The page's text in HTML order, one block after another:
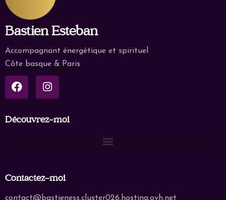
Bastien Esteban
Accompagnant énergétique et spirituel
Côte basque & Paris
Découvrez-moi
Contactez-moi
contact@bastieness.cluster026.hosting.ovh.net